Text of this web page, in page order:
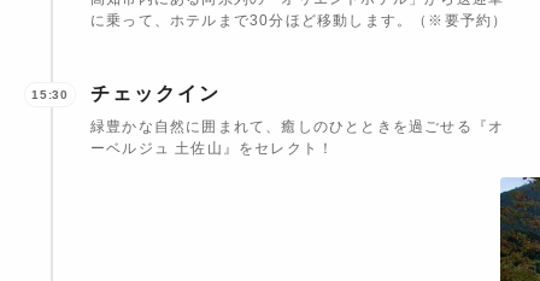
に乗って、ホテルまで30分ほど移動します。（※要予約）
15:30 チェックイン
緑豊かな自然に囲まれて、癒しのひとときを過ごせる『オ
ーベルジュ 土佐山』をセレクト！